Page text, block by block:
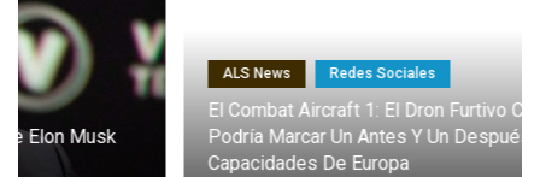
ALS News Redes Sociales
El Combat Aircraft 1: El Dron Furtivo Con IA Que
Podría Marcar Un Antes Y Un Después En Las
Capacidades De Europa